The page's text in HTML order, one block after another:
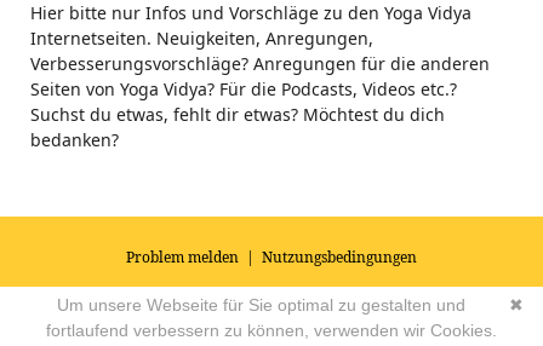
Hier bitte nur Infos und Vorschläge zu den Yoga Vidya
Internetseiten. Neuigkeiten, Anregungen,
Verbesserungsvorschläge? Anregungen für die anderen
Seiten von Yoga Vidya? Für die Podcasts, Videos etc.?
Suchst du etwas, fehlt dir etwas? Möchtest du dich
bedanken?
Problem melden | Nutzungsbedingungen
© 2026Impressum|Datenschutz|AGB's| Yoga Vidya Community -
Forum für Yoga, Meditation und Ayurveda Powered by
✖
Um unsere Webseite für Sie optimal zu gestalten und
fortlaufend verbessern zu können, verwenden wir Cookies.